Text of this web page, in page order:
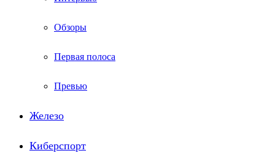
Обзоры
Первая полоса
Превью
Железо
Киберспорт